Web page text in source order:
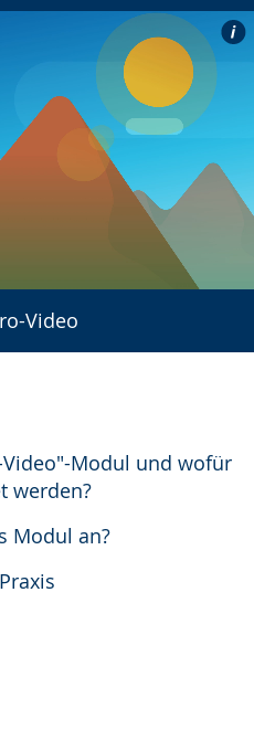
Video
Modul und wofür
werden?
Modul an?